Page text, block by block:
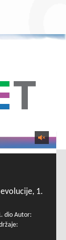
1.
dio Autor: